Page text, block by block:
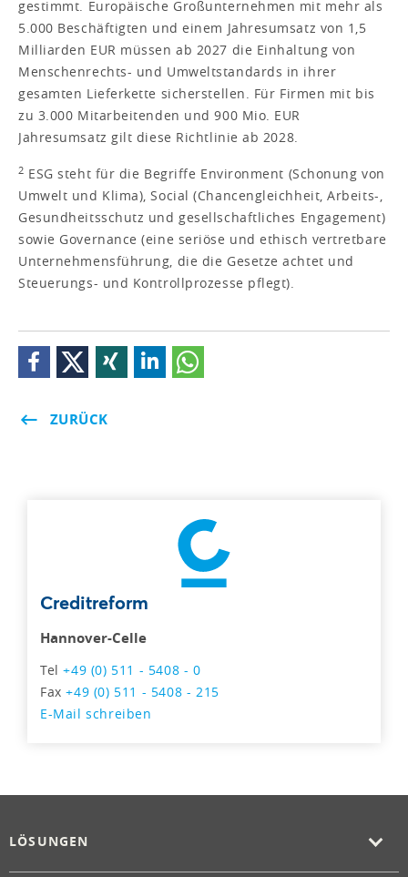
gestimmt. Europäische Großunternehmen mit mehr als
5.000 Beschäftigten und einem Jahresumsatz von 1,5
Milliarden EUR müssen ab 2027 die Einhaltung von
Menschenrechts- und Umweltstandards in ihrer
gesamten Lieferkette sicherstellen. Für Firmen mit bis
zu 3.000 Mitarbeitenden und 900 Mio. EUR
Jahresumsatz gilt diese Richtlinie ab 2028.
2 ESG steht für die Begriffe Environment (Schonung von
Umwelt und Klima), Social (Chancengleichheit, Arbeits-,
Gesundheitsschutz und gesellschaftliches Engagement)
sowie Governance (eine seriöse und ethisch vertretbare
Unternehmensführung, die die Gesetze achtet und
Steuerungs- und Kontrollprozesse pflegt).
ZURÜCK
Creditreform
Hannover-Celle
Tel+49 (0) 511 - 5408 - 0
Fax+49 (0) 511 - 5408 - 215
E-Mail schreiben
LÖSUNGEN